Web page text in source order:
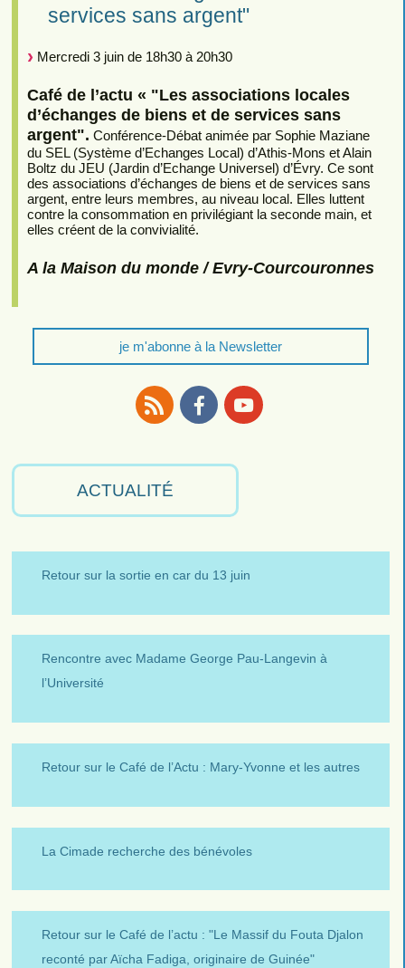
services sans argent"
Mercredi 3 juin de 18h30 à 20h30
Café de l’actu « "Les associations locales
d’échanges de biens et de services sans
argent". Conférence-Débat animée par Sophie Maziane
du SEL (Système d’Echanges Local) d’Athis-Mons et Alain
Boltz du JEU (Jardin d’Echange Universel) d’Évry. Ce sont
des associations d’échanges de biens et de services sans
argent, entre leurs membres, au niveau local. Elles luttent
contre la consommation en privilégiant la seconde main, et
elles créent de la convivialité.
A la Maison du monde / Evry-Courcouronnes
je m'abonne à la Newsletter
ACTUALITÉ
Retour sur la sortie en car du 13 juin
Rencontre avec Madame George Pau-Langevin à
l’Université
Retour sur le Café de l’Actu : Mary-Yvonne et les autres
La Cimade recherche des bénévoles
Retour sur le Café de l’actu : "Le Massif du Fouta Djalon
reconté par Aïcha Fadiga, originaire de Guinée"